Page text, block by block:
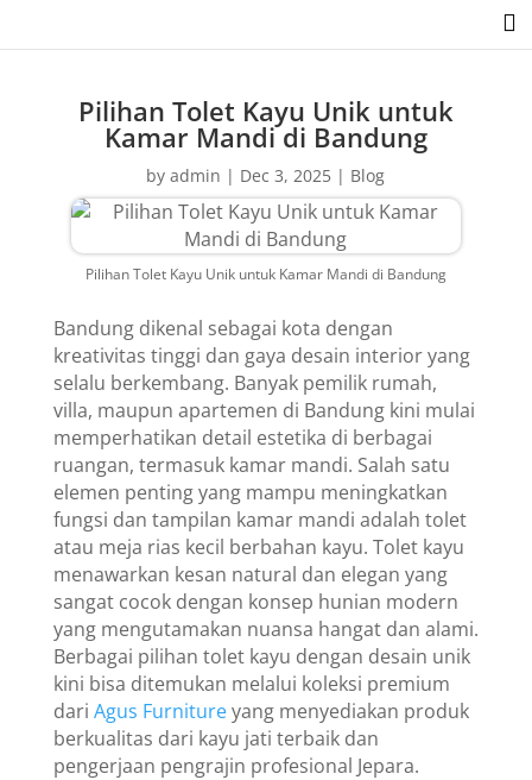

Pilihan Tolet Kayu Unik untuk
Kamar Mandi di Bandung
byadmin | Dec 3, 2025 | Blog
Pilihan Tolet Kayu Unik untuk Kamar Mandi di Bandung
Bandung dikenal sebagai kota dengan
kreativitas tinggi dan gaya desain interior yang
selalu berkembang. Banyak pemilik rumah,
villa, maupun apartemen di Bandung kini mulai
memperhatikan detail estetika di berbagai
ruangan, termasuk kamar mandi. Salah satu
elemen penting yang mampu meningkatkan
fungsi dan tampilan kamar mandi adalah tolet
atau meja rias kecil berbahan kayu. Tolet kayu
menawarkan kesan natural dan elegan yang
sangat cocok dengan konsep hunian modern
yang mengutamakan nuansa hangat dan alami.
Berbagai pilihan tolet kayu dengan desain unik
kini bisa ditemukan melalui koleksi premium
dari Agus Furnitureyang menyediakan produk
berkualitas dari kayu jati terbaik dan
pengerjaan pengrajin profesional Jepara.